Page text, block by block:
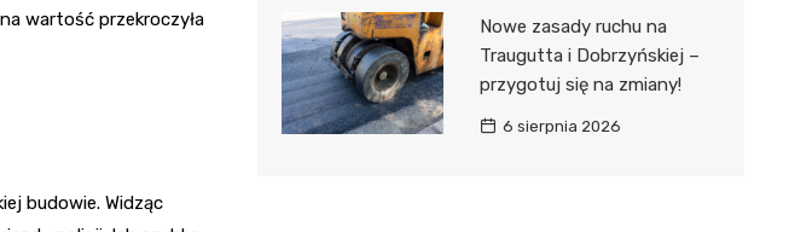
wartość przekroczyła
budowie. Widząc
Nowe zasady ruchu na
Traugutta i Dobrzyńskiej –
przygotuj się na zmiany!
6 sierpnia 2026